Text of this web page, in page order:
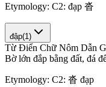
Etymology: C2: đạp 沓
đập(1 )
Từ Điển Chữ Nôm Dẫn
Bờ lớn đắp bằng đất, đá đ
Etymology: C2: 沓 đạp